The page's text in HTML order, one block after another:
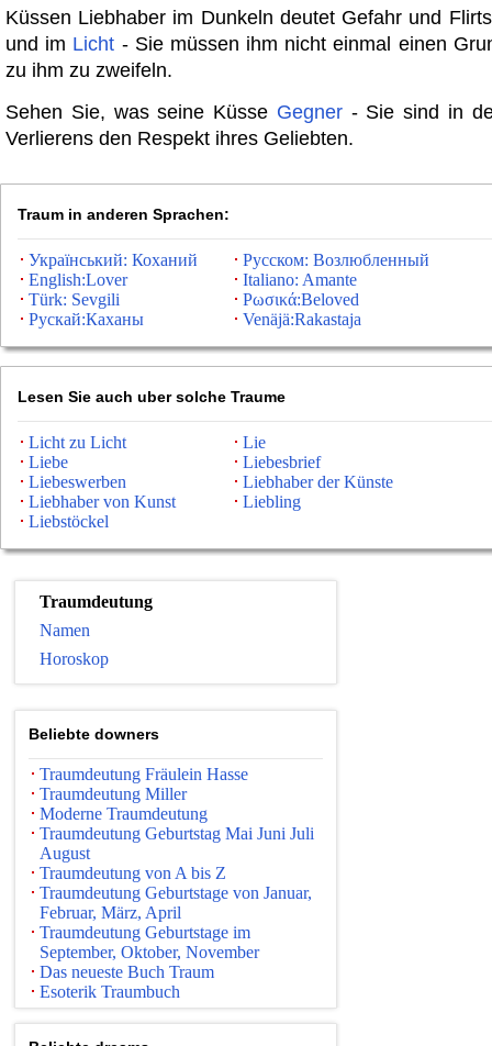
Küssen Liebhaber im Dunkeln deutet Gefahr und
und im Licht - Sie müssen ihm nicht einmal einen
zu ihm zu zweifeln.
Sehen Sie, was seine Küsse Gegner- Sie sind in
Verlierens den Respekt ihres Geliebten.
Traum in anderen Sprachen:
Український: Коханий
Русском: Возлюбленный
English:Lover
Italiano: Amante
Türk: Sevgili
Ρωσικά:Beloved
Рускай:Каханы
Venäjä:Rakastaja
Lesen Sie auch uber solche Traume
Licht zu Licht
Lie
Liebe
Liebesbrief
Liebeswerben
Liebhaber der Künste
Liebhaber von Kunst
Liebling
Liebstöckel
Traumdeutung
Namen
Horoskop
Beliebte downers
Traumdeutung Fräulein Hasse
Traumdeutung Miller
Moderne Traumdeutung
Traumdeutung Geburtstag Mai Juni Juli
August
Traumdeutung von A bis Z
Traumdeutung Geburtstage von Januar,
Februar, März, April
Traumdeutung Geburtstage im
September, Oktober, November
Das neueste Buch Traum
Esoterik Traumbuch